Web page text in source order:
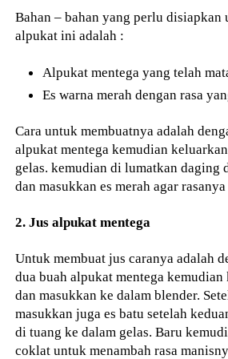
Bahan – bahan yang perlu disiapkan
alpukat ini adalah :
Alpukat mentega yang telah
Es warna merah dengan rasa
Cara untuk membuatnya adalah
alpukat mentega kemudian
gelas. kemudian di lumatkan daging
dan masukkan es merah agar
2. Jus alpukat mentega
Untuk membuat jus caranya adalah
dua buah alpukat mentega
dan masukkan ke dalam blender.
masukkan juga es batu setelah
di tuang ke dalam gelas. Baru
coklat untuk menambah rasa